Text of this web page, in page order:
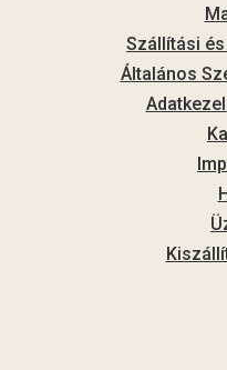
Szállítási
Általános